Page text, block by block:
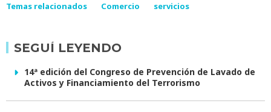
Temas relacionados Comercio servicios
SEGUÍ LEYENDO
14ª edición del Congreso de Prevención de Lavado de
Activos y Financiamiento del Terrorismo